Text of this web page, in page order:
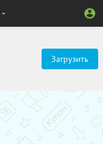
Загрузить